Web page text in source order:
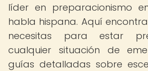
líder en preparacionismo
habla hispana. Aquí
necesitas para estar
cualquier situación de
guías detalladas sobre